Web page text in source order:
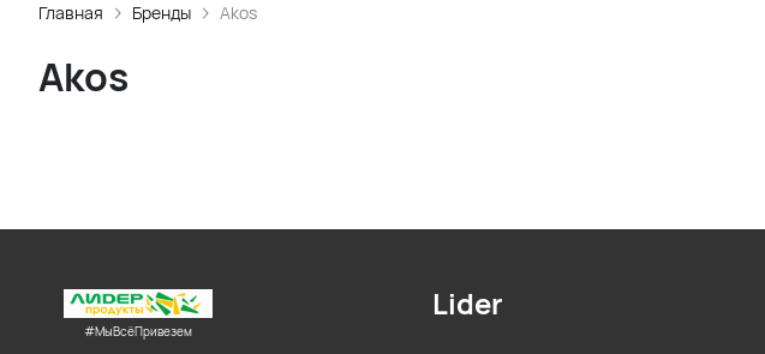
Главная Бренды Akos
Akos
#МыВсёПривезем
Lider